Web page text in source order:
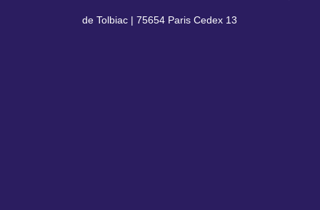
de Tolbiac | 75654 Paris Cedex 13